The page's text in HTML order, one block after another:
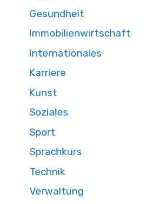
Gesundheit
Immobilienwirtschaft
Internationales
Karriere
Kunst
Soziales
Sport
Sprachkurs
Technik
Verwaltung